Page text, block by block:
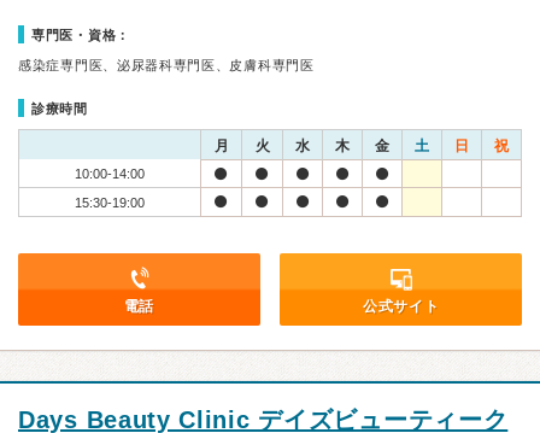
専門医・資格：
感染症専門医、泌尿器科専門医、皮膚科専門医
診療時間
月 火 水 木 金 土 日 祝
10:00-14:00
15:30-19:00
電話 公式サイト
Days Beauty Clinic デイズビューティーク